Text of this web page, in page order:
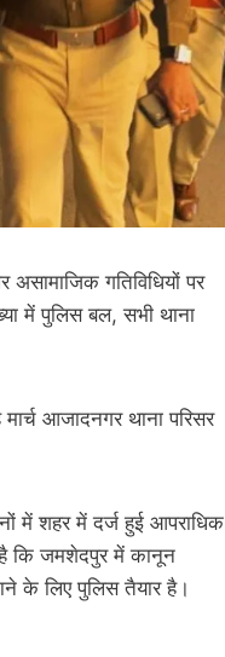
गतिविधियों पर
में पुलिस बल, सभी थाना
आजादनगर थाना परिसर
में शहर में दर्ज हुई आपराधिक
कि जमशेदपुर में कानून
के लिए पुलिस तैयार है।